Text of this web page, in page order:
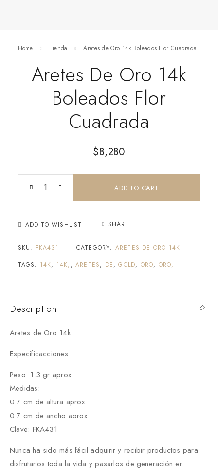
Home Tienda Aretes de Oro 14k Boleados Flor Cuadrada
Aretes De Oro 14k
Boleados Flor
Cuadrada
$8,280
ADD TO CART
ADD TO WISHLIST SHARE
SKU: FKA431 CATEGORY: ARETES DE ORO 14K
TAGS: 14K, 14K, , ARETES, DE,GOLD, ORO, ORO,
Description
Aretes de Oro 14k
Especificacciones
Peso: 1.3 gr aprox
Medidas:
0.7 cm de altura aprox
0.7 cm de ancho aprox
Clave: FKA431
Nunca ha sido más fácil adquirir y recibir productos para
disfrutarlos toda la vida y pasarlos de generación en